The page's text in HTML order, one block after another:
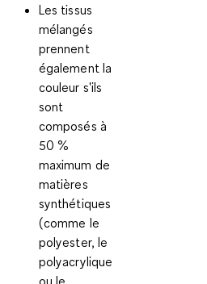
Les tissus
mélangés
prennent
également la
couleur s'ils
sont
composés à
50 %
maximum de
matières
synthétiques
(comme le
polyester, le
polyacrylique
ou le